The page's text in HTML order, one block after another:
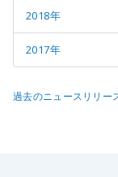
2018年
2017年
過去のニュースリリー